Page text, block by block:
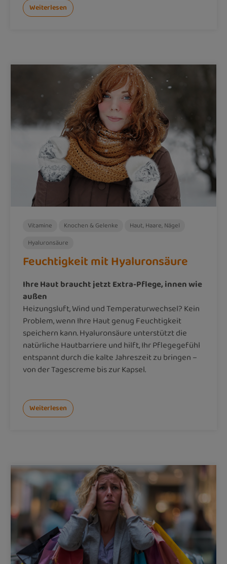
Weiterlesen
Vitamine Knochen & Gelenke
Haut, Haare, Nägel
Hyaluronsäure
Feuchtigkeit mit Hyaluronsäure
Ihre Haut braucht jetzt Extra-Pflege, innen wie
außen
Heizungsluft, Wind und Temperaturwechsel? Kein
Problem, wenn Ihre Haut genug Feuchtigkeit
speichern kann. Hyaluronsäure unterstützt die
natürliche Hautbarriere und hilft, Ihr Pflegegefühl
entspannt durch die kalte Jahreszeit zu bringen –
von der Tagescreme bis zur Kapsel.
Weiterlesen